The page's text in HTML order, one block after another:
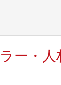
ー・人